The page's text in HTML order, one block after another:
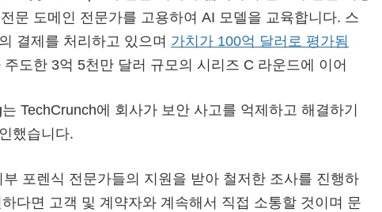
문 도메인 전문가를 고용하여 AI 모델을 교육합니다. 스
결제를 처리하고 있으며 가치가 100억 달러로 평가됨
도한 3억 5천만 달러 규모의 시리즈 C 라운드에 이어
TechCrunch에 회사가 보안 사고를 억제하고 해결하기
했습니다.
포렌식 전문가들의 지원을 받아 철저한 조사를 진행하
다면 고객 및 계약자와 계속해서 직접 소통할 것이며 문